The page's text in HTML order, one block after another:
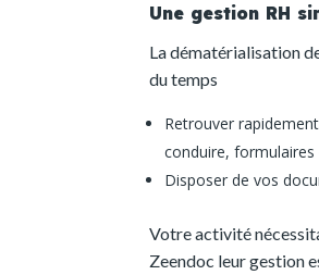
Une gestion RH
La dématérialisation
du temps
Retrouver
conduire, formulaires
Disposer de vos
Votre activité
Zeendoc leur gestion